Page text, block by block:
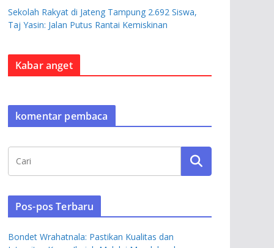
Sekolah Rakyat di Jateng Tampung 2.692 Siswa,
Taj Yasin: Jalan Putus Rantai Kemiskinan
Kabar anget
komentar pembaca
Pos-pos Terbaru
Bondet Wrahatnala: Pastikan Kualitas dan